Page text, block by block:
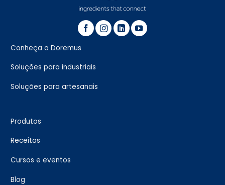
Conheça a Doremus
Soluções para industriais
Soluções para artesanais
Produtos
Receitas
Cursos e eventos
Blog